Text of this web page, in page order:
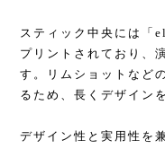
スティック中央には「
プリントされており、
す。リムショットなど
るため、長くデザイン
デザイン性と実用性を